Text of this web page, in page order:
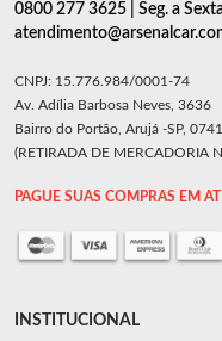
0800 277 3625 | Seg. a
CNPJ: 15.776.984/0001-74
Av. Adília Barbosa Neves, 3636
Bairro do Portão, Arujá -SP,
(RETIRADA DE MERCADORIA
PAGUE SUAS COMPRAS EM
INSTITUCIONAL